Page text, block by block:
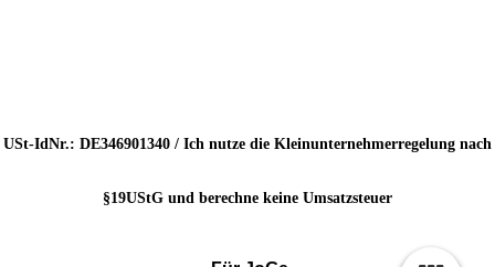
USt-IdNr.: DE346901340 / Ich nutze die Kleinunternehmerregelung nach
§19UStG und berechne keine Umsatzsteuer